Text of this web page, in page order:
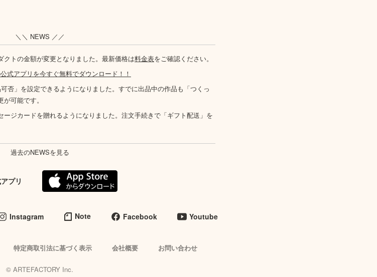
＼＼ NEWS ／／
クトの金額が変更となりました。最新価格は料金表をご確認ください。
式アプリを今すぐ無料でダウンロード！！
否」を設定できるようになりました。すでに出品中の作品も「つくっ
可能です。
ージカードを贈れるようになりました。注文手続きで「ギフト配送」を
過去のNEWSを見る
プリ
Instagram Note Facebook Youtube
特定商取引法に基づく表示 会社概要 お問い合わせ
© ARTEFACTORY Inc.